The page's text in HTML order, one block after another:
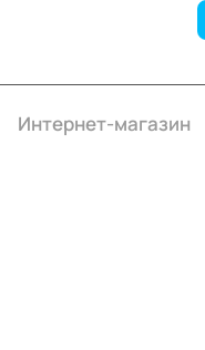
Интернет-магазин